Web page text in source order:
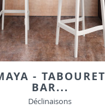
- TABOURET
BAR...
Déclinaisons